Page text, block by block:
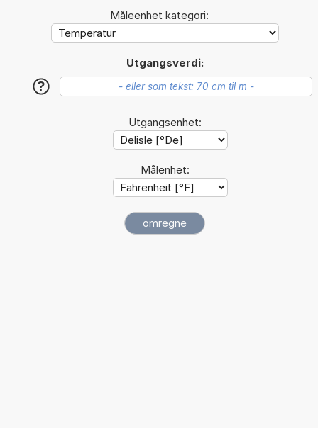
Måleenhet kategori:
Utgangsverdi:
?
Utgangsenhet:
Målenhet: